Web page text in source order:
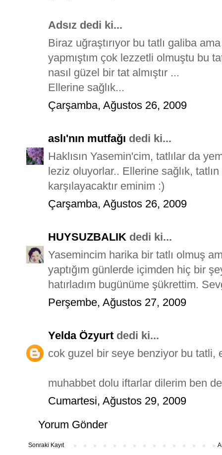
Adsız dedi ki...
Biraz uğraştırıyor bu tatlı galiba
yapmıştım çok lezzetli olmuştu bu
nasıl güzel bir tat almıştır ...
Ellerine sağlık...
Çarşamba, Ağustos 26, 2009
aslı'nın mutfağı dedi ki...
Haklısın Yasemin'cim, tatlılar da
leziz oluyorlar.. Ellerine sağlık,
karşılayacaktır eminim :)
Çarşamba, Ağustos 26, 2009
HUYSUZBALIK dedi ki...
Yasemincim harika bir tatlı olmuş
yaptığım günlerde içimden hiç bir
hatırladım bugünüme şükrettim.
Perşembe, Ağustos 27, 2009
Yelda Özyurt dedi ki...
cok guzel bir seye benziyor bu tatli,
muhabbet dolu iftarlar dilerim ben
Cumartesi, Ağustos 29, 2009
Yorum Gönder
Sonraki Kayıt